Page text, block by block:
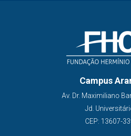
Campus
Av. Dr. Maximiliano
Jd.
CEP: 13607-